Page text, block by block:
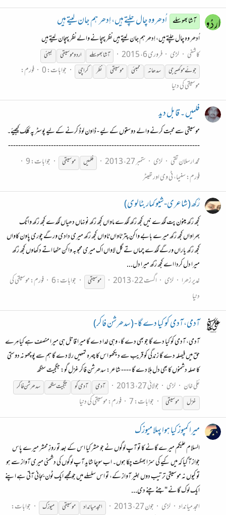
آشا بھوسلے اُدھر وہ چال چلتے ہیں، اِدھر ہم جان لیتے ہیں
اُدھر وہ چال چلتے ہیں، اِدھر ہم جان لیتے ہیں نظر پہچانے والے نظر پہچان لیتے ہیں
کاشفی
لڑی فروری 6، 2015 آشا بھوسلے اردوموسیقی
بمبئی
جوئے موکھیرجی
سدھانہ ممبئی موسیقی نظر کراچی جوابات: 0
فورم:
موسیقی کی دنیا
فلمیں ۔ قابل دید
موسیقی سے محبت کرنے والے دوستوں کے لیے - ڈاون لوڈ کرنے کے لیے پوسٹر پہ کلک کیجیئے۔
----------------------------------------------------------------------------
محمد ارسلان تقی
لڑی ستمبر 27، 2013 فلمیں موسیقی
جوابات: 9
فورم:سنیما، ٹی وی اور تھیٹر
رُکھ (شاعری-شیو کمار بٹالوی)
کجھ رُکھ مینون پت لگدے نیں کجھ رُکھ لگدے ماواں کجھ رُکھ نونہاں دھیاں لگدے کجھ رُکھ وانگ
بھراواں کجھ رُکھ میرے بابے واکن پتر ٹاواں ٹاواں کجھ رُکھ میری دادی ورگے چوری پاون کاواں
کجھ رُکھ یاراں ورگے لگدے چماں تے گل لاواں اک میری محبوبہ واکن مٹھا اتے دکھاوں کجھ رُکھ
میرا دل کردا اے کجھ رُکھ میرا دل...
غدیر زھرا
لڑی اگست 22، 2013 موسیقی جوابات: 6 فورم:موسیقی کی
دنیا
آدمی، آدمی کو کیا دے گا - (سدھرشن فاکر)
آدمی، آدمی کو کیا دے گا جو بھی دے گا، وہی خدا دے گا میرا قاتل ہی میرا منصف ہے کیا مِرے
حق میں فیصلہ دے گا زندگی کو قریب سے دیکھو اس کا چہرہ تمھیں رلا دے گا ہم سے پوچھو نہ دوستی
کا صلہ دشمنوں کا بھی دل ہلا دے گا ---- شاعر: سدھرشن فاکر غزل گو: جگجیت سنگھ
عؔلی خان
لڑی جولائی 27، 2013 آدمی آدمی کو جگجیت سنگھ
سدھرشن فاکر
غزل
موسیقی جوابات: 7 فورم:موسیقی کی دنیا
میرا کمپوز کیا ہوا پہلا میوزک
السلام علیکم میرے گانے کا تو آپ لوگوں نے جو حشر کیا اس کے بعد تو روزِ محشر میرے پاس
جواز آ گیا کہ میں کیے کی سزا بھگت چکا ہوں۔ اب سوچا شاید آپ لوگوں کی دشمنی میری آواز سے ہو
تو کیوں نہ موسیقی ترتیب دوں بغیر آواز کے، تو اس سلسلے میں جو مجھے ایک ٹون بجانی آتی ہے اپنے
ایک لوک گانے "چِٹے چنے دی...
امجد میانداد لڑی جون 27، 2013 امجد میانداد موسیقی میوزک
جوابات: